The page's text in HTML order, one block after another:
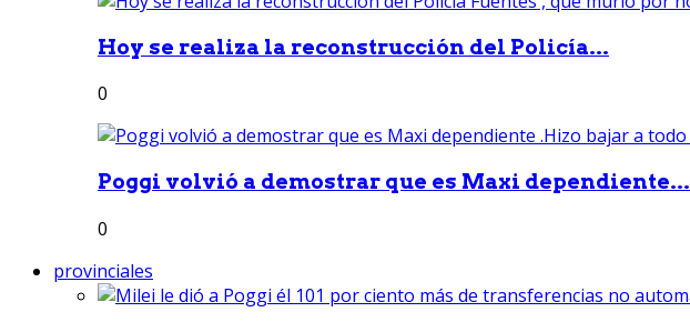
Hoy se realiza la reconstrucción del Policía...
0
Poggi volvió a demostrar que es Maxi dependiente...
0
provinciales